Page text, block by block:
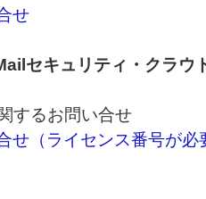
せ
セキュリティ・クラウ
するお問い合せ
せ（ライセンス番号が必